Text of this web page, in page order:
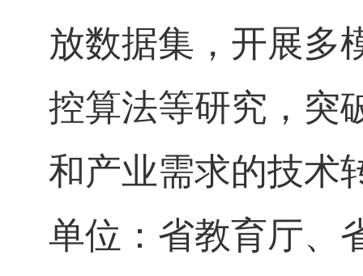
放数据集，开展多
控算法等研究，突
和产业需求的技术
单位：省教育厅、